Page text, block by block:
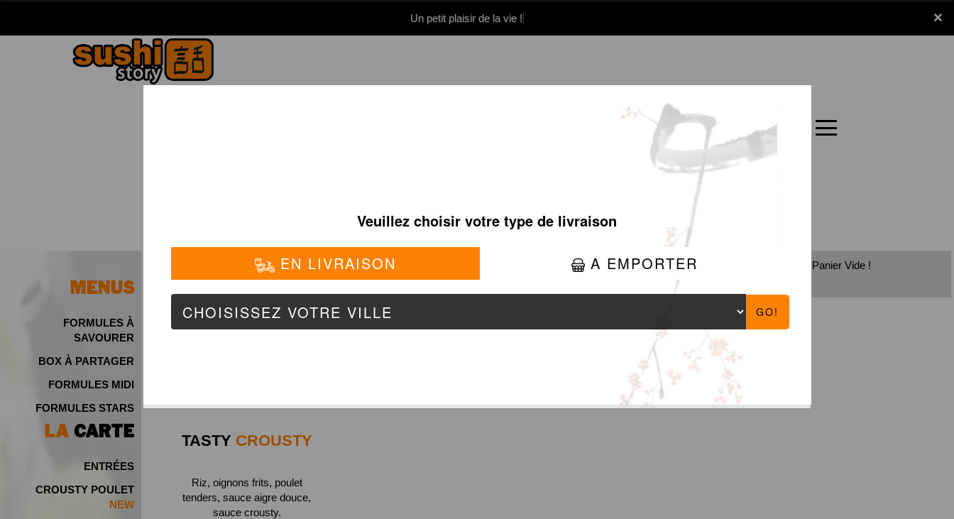
×
Un petit plaisir de la vie !
Panier Carte
x
MENUS
FORMULES À
SAVOURER
BOX À PARTAGER
FORMULES MIDI
FORMULES STARS
LA CARTE
ENTRÉES
CROUSTY POULET
CROUSTY POULET
TASTY CROUSTY
Riz, oignons frits, poulet
tenders, sauce aigre douce,
sauce crousty.
Panier Vide !